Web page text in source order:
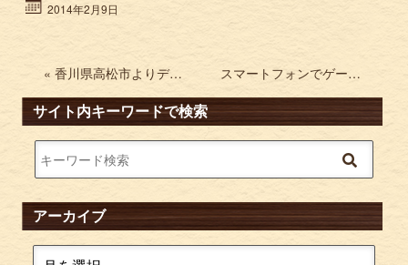
2014年2月9日
« 香川県高松市よりデアゴスティーニを買取 週刊 マクラーレン ホンダ スマートフォンでゲーム。 »
サイト内キーワードで検索
アーカイブ